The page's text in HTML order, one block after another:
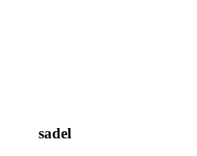
sadel